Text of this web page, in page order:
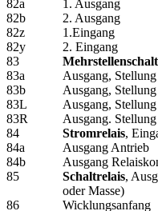
82a
1. Ausgang
82b
2. Ausgang
82z
1.Eingang
82y
2. Eingang
83
83a
Ausgang, Stellung
83b
Ausgang, Stellung
83L
Ausgang,
83R
Ausgang.
84
Stromrelais,
84a
Ausgang Antrieb
84b
Ausgang
85
Schaltrelais,
oder Masse)
86
Wicklungsanfang